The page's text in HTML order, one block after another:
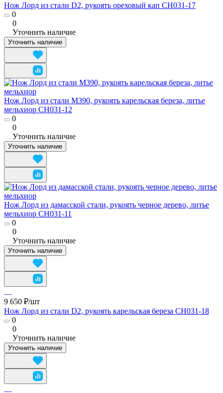
Нож Лорд из стали D2, рукоять ореховый кап CH031-17
0
0
Уточнить наличие
Уточнить наличие
Нож Лорд из стали M390, рукоять карельская береза, литье
мельхиор CH031-12
0
0
Уточнить наличие
Уточнить наличие
Нож Лорд из дамасской стали, рукоять черное дерево, литье
мельхиор CH031-11
0
0
Уточнить наличие
Уточнить наличие
9 650 ₽/шт
Нож Лорд из стали D2, рукоять карельская береза CH031-18
0
0
Уточнить наличие
Уточнить наличие